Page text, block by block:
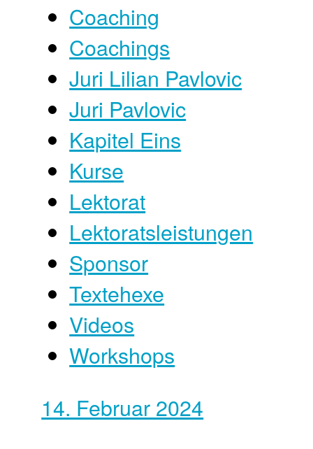
Coaching
Coachings
Juri Lilian Pavlovic
Juri Pavlovic
Kapitel Eins
Kurse
Lektorat
Lektoratsleistungen
Sponsor
Textehexe
Videos
Workshops
14. Februar 2024